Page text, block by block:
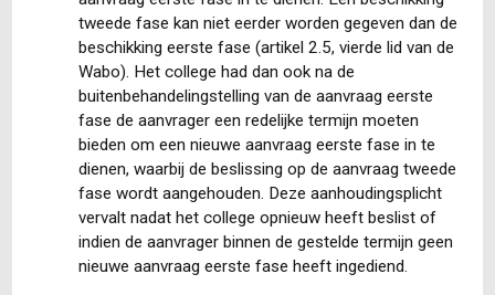
tweede fase kan niet eerder worden gegeven dan de
beschikking eerste fase (artikel 2.5, vierde lid van de
Wabo). Het college had dan ook na de
buitenbehandelingstelling van de aanvraag eerste
fase de aanvrager een redelijke termijn moeten
bieden om een nieuwe aanvraag eerste fase in te
dienen, waarbij de beslissing op de aanvraag tweede
fase wordt aangehouden. Deze aanhoudingsplicht
vervalt nadat het college opnieuw heeft beslist of
indien de aanvrager binnen de gestelde termijn geen
nieuwe aanvraag eerste fase heeft ingediend.